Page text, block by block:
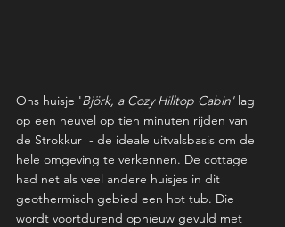
Ons huisje 'Björk, a Cozy Hilltop Cabin' lag
op een heuvel op tien minuten rijden van
de Strokkur  - de ideale uitvalsbasis om de
hele omgeving te verkennen. De cottage
had net als veel andere huisjes in dit
geothermisch gebied een hot tub. Die
wordt voortdurend opnieuw gevuld met